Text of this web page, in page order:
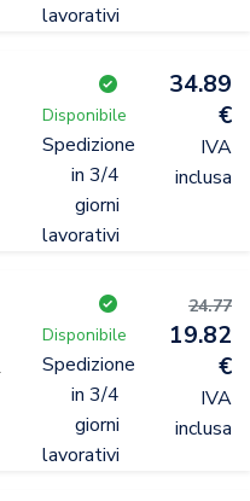
lavorativi
Disponibile
Spedizione
in 3/4
giorni
lavorativi
34.89
€
IVA
inclusa
Disponibile
Spedizione
in 3/4
giorni
lavorativi
24.77
19.82
€
IVA
inclusa